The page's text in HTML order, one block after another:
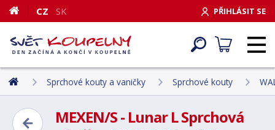
PŘIHLÁSIT SE
CZ SK
Sprchové kouty a vaničky Sprchové kouty
MEXEN/S - Lunar L Sprchová